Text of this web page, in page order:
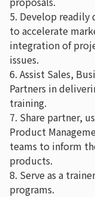
5. Develop readily
to accelerate
integration of
issues.
6. Assist Sales,
Partners in
training.
7. Share partner,
Product
teams to inform
products.
8. Serve as a
programs.